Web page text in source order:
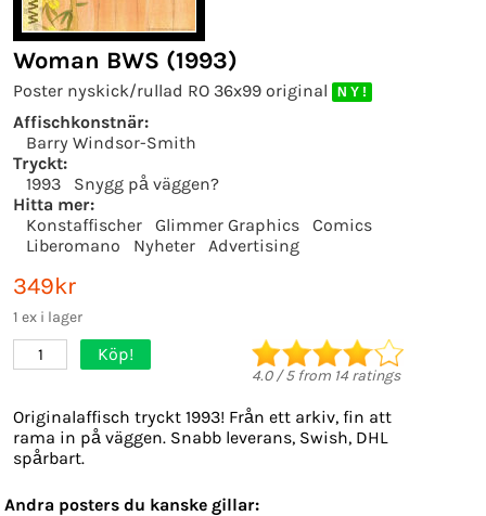
Woman BWS (1993)
Poster nyskick/rullad RO 36x99 original N Y !
Affischkonstnär:
Barry Windsor-Smith
Tryckt:
1993
Snygg på väggen?
Hitta mer:
Konstaffischer
Glimmer Graphics
Comics
Liberomano
Nyheter Advertising
349kr
1 ex i lager
1 Köp!
4.0/5from 14 ratings
Originalaffisch tryckt 1993! Från ett arkiv, fin att
rama in på väggen. Snabb leverans, Swish, DHL
spårbart.
Andra posters du kanske gillar: